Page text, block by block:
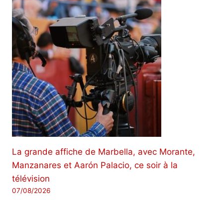
La grande affiche de Marbella, avec Morante,
Manzanares et Aarón Palacio, ce soir à la
télévision
07/08/2026